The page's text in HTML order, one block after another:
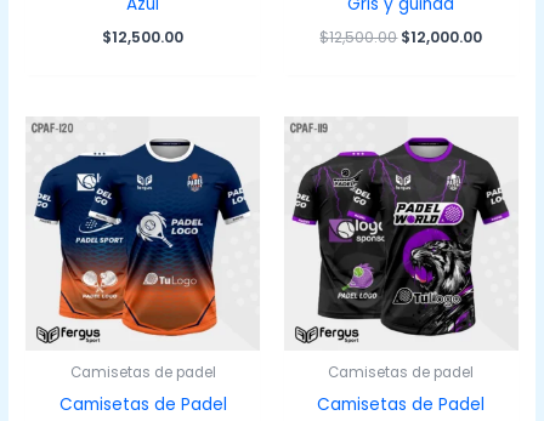
Azul
$12,500.00
Gris y guinda
$12,500.00 El
$12,000.00El
Camisetas de padel
Camisetas de Padel
Camisetas de padel
Camisetas de Padel